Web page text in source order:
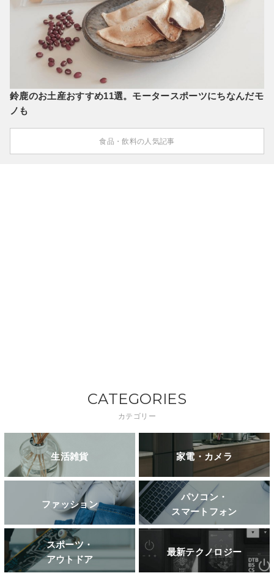
鈴鹿のお土産おすすめ11選。モータースポーツにちなんだモ
ノも
食品・飲料の人気記事
CATEGORIES
カテゴリー
生活雑貨 家電・カメラ
ファッション
パソコン・
スマートフォン
スポーツ・
アウトドア
最新テクノロジー